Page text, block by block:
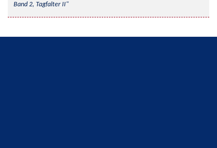
Band 2, Tagfalter II